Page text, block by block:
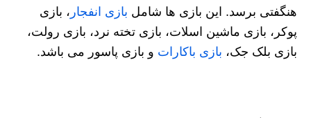
هنگفتی برسد. این بازی ها شامل بازی انفجار ، بازی
پوکر، بازی ماشین اسلات، بازی تخته نرد، بازی رولت،
بازی بلک جک، بازی باکارات و بازی پاسور می باشد.